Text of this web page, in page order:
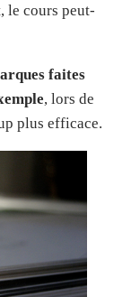
le cours peut-
faites
, lors de
plus efficace.